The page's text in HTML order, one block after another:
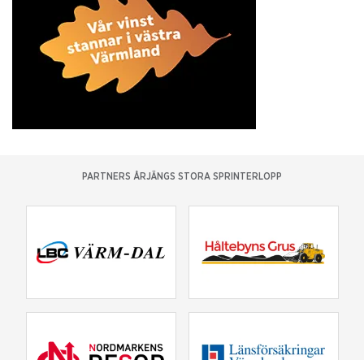
PARTNERS ÅRJÄNGS STORA SPRINTERLOPP